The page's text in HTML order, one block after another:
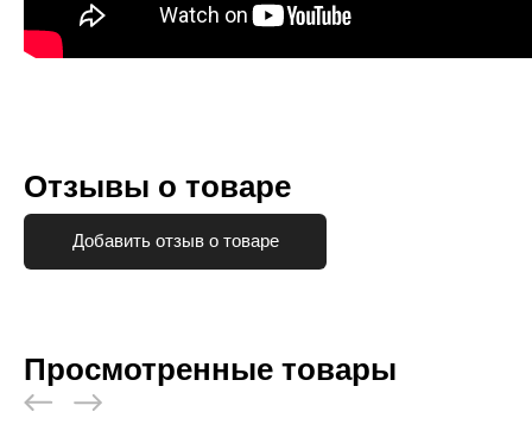
Отзывы о товаре
Добавить отзыв о товаре
Просмотренные товары